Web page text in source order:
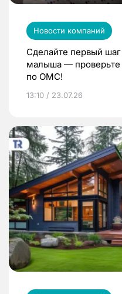
Новости компаний
Сделайте первый
малыша — проверьте
по ОМС!
13:10 / 23.07.26